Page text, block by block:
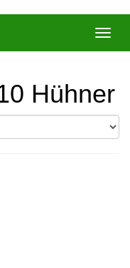
Hühner